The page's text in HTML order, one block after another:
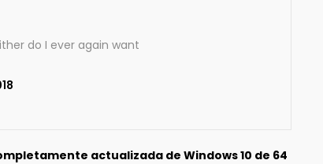
do I ever again want
actualizada de Windows 10 de 64